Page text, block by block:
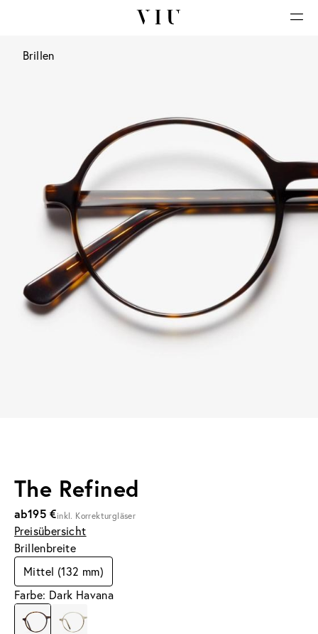
Brillen
The Refined
ab195 €inkl. Korrekturgläser
Preisübersicht
Brillenbreite
Mittel (132 mm)
Farbe: Dark Havana